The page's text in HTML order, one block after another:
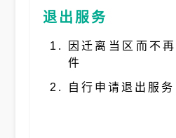
退出服务
因迁离当区而不
件
自行申请退出服务